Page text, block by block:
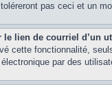
pas ceci et un
lien de courriel d’un
cette fonctionnalité,
par des